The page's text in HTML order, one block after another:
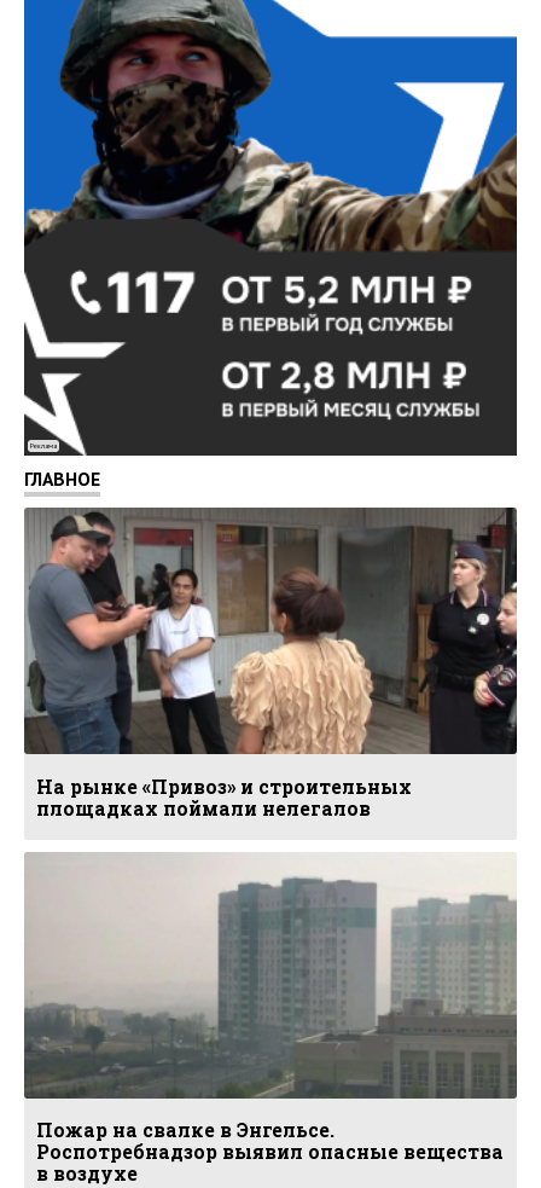
Реклама
ГЛАВНОЕ
На рынке «Привоз» и строительных
площадках поймали нелегалов
Пожар на свалке в Энгельсе.
Роспотребнадзор выявил опасные вещества
в воздухе